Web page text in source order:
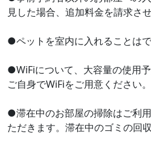
見した場合、追加料金を請求さ
●ペットを室内に入れることはで
●WiFiについて、大容量の使用
ご自身でWiFiをご用意ください。
●滞在中のお部屋の掃除はご利
ただきます。滞在中のゴミの回